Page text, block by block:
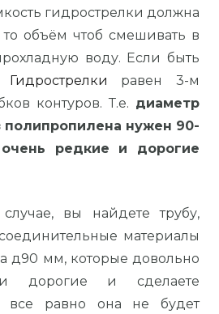
гидрострелки должна
то объём чтоб смешивать в
воду. Если быть
Гидрострелки равен 3-м
контуров. Т.е. диаметр
полипропилена нужен 90-
редкие и дорогие
вы найдете трубу,
материалы
д90 мм, которые довольно
дорогие и сделаете
все равно она не будет